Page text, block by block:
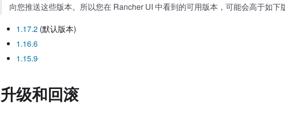
向您推送这些版本。所以您在 Rancher UI 中看到的可用版本，可能会高于如下
1.17.2 (默认版本)
1.16.6
1.15.9
升级和回滚